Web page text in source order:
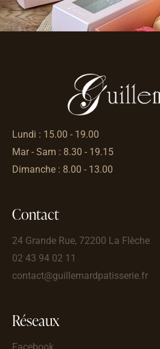
Lundi : 15.00 - 19.00
Mar - Sam : 8.30 - 19.15
Dimanche : 8.00 - 13.00
Contact
24 Grande Rue, 72200 La Flèche
02 43 94 02 11
contact@guillemardpatisserie.fr
Réseaux